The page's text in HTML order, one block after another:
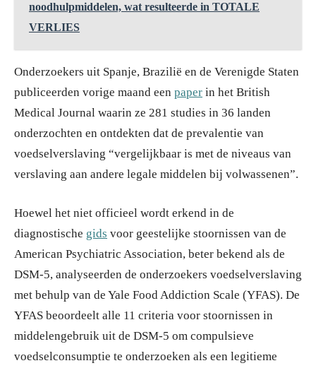
noodhulpmiddelen, wat resulteerde in TOTALE
VERLIES
Onderzoekers uit Spanje, Brazilië en de Verenigde Staten
publiceerden vorige maand een paper in het British
Medical Journal waarin ze 281 studies in 36 landen
onderzochten en ontdekten dat de prevalentie van
voedselverslaving “vergelijkbaar is met de niveaus van
verslaving aan andere legale middelen bij volwassenen”.
Hoewel het niet officieel wordt erkend in de
diagnostische gids voor geestelijke stoornissen van de
American Psychiatric Association, beter bekend als de
DSM-5, analyseerden de onderzoekers voedselverslaving
met behulp van de Yale Food Addiction Scale (YFAS). De
YFAS beoordeelt alle 11 criteria voor stoornissen in
middelengebruik uit de DSM-5 om compulsieve
voedselconsumptie te onderzoeken als een legitieme